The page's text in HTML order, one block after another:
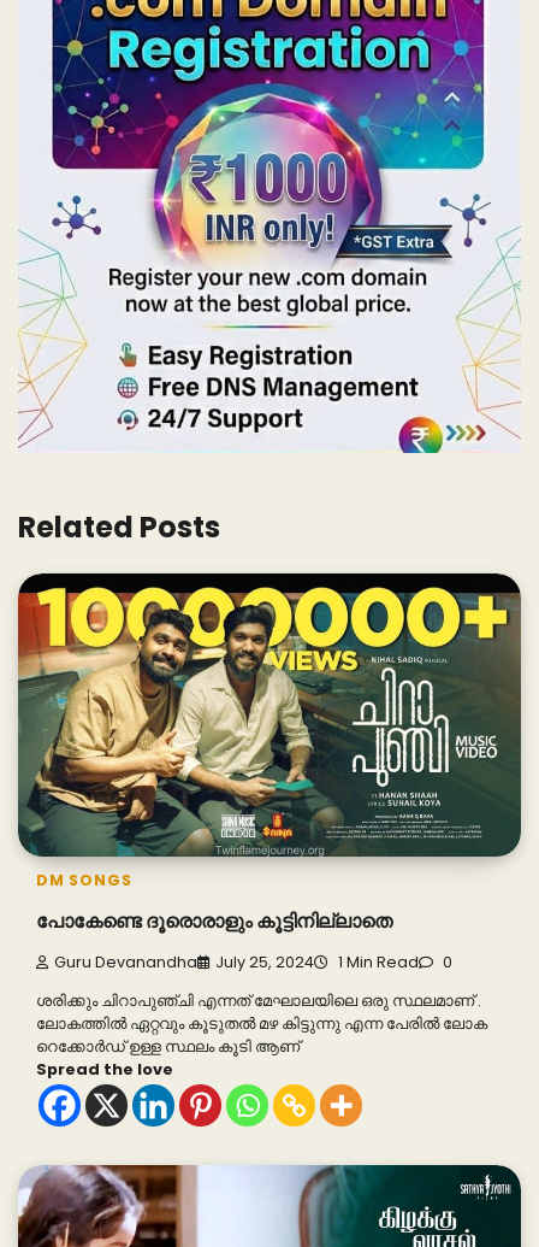
Related Posts
DM SONGS
പോകേണ്ടെ ദൂരൊരാളും കൂട്ടിനില്ലാതെ
Guru Devanandha July 25, 2024 1 Min Read 0
ശരിക്കും ചിറാപുഞ്ചി എന്നത് മേഘാലയിലെ ഒരു സ്ഥലമാണ് .
ലോകത്തിൽ ഏറ്റവും കൂടുതൽ മഴ കിട്ടുന്നു എന്ന പേരിൽ ലോക
റെക്കോർഡ് ഉള്ള സ്ഥലം കൂടി ആണ്
Spread the love